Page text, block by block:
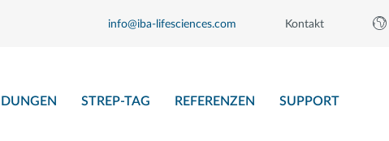
info@iba-lifesciences.com Kontakt
STREP-TAG REFERENZEN SUPPORT